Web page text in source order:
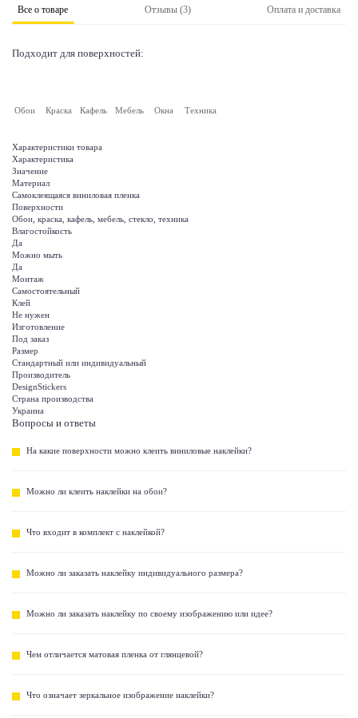
Все о товаре Отзывы (3) Оплата и доставка
Подходит для поверхностей:
Обои Краска Кафель Мебель Окна Техника
Характеристики товара
Характеристика
Значение
Материал
Самоклеящаяся виниловая пленка
Поверхности
Обои, краска, кафель, мебель, стекло, техника
Влагостойкость
Да
Можно мыть
Да
Монтаж
Самостоятельный
Клей
Не нужен
Изготовление
Под заказ
Размер
Стандартный или индивидуальный
Производитель
DesignStickers
Страна производства
Украина
Вопросы и ответы
На какие поверхности можно клеить виниловые наклейки?
Можно ли клеить наклейки на обои?
Что входит в комплект с наклейкой?
Можно ли заказать наклейку индивидуального размера?
Можно ли заказать наклейку по своему изображению или идее?
Чем отличается матовая пленка от глянцевой?
Что означает зеркальное изображение наклейки?